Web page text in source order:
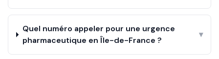
Quel numéro appeler pour une urgence
pharmaceutique en Île-de-France ?
▾